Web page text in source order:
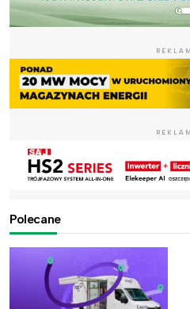
Polecane